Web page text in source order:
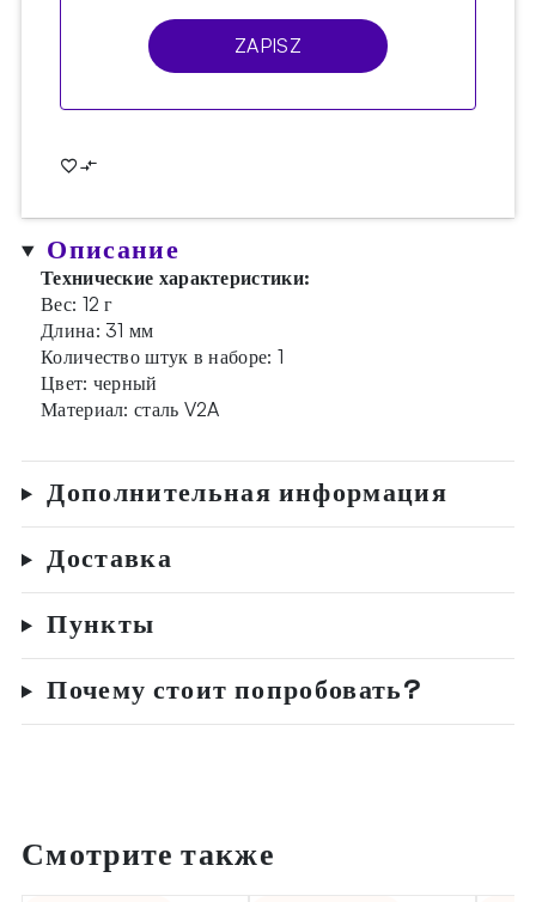
ZAPISZ
Описание
Технические характеристики:
Вес: 12 г
Длина: 31 мм
Количество штук в наборе: 1
Цвет: черный
Материал: сталь V2A
Дополнительная информация
Доставка
Пункты
Почему стоит попробовать?
Смотрите также